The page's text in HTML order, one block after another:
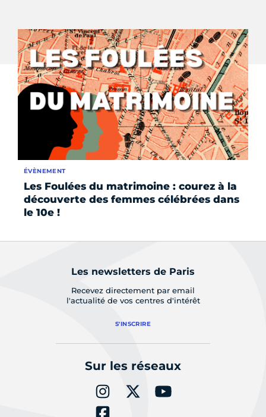
Les Foulées du matrimoine : courez à la
découverte des femmes célébrées dans
le 10e !
ÉVÈNEMENT
Les newsletters de Paris
Recevez directement par email
l'actualité de vos centres d'intérêt
S'INSCRIRE
Sur les réseaux